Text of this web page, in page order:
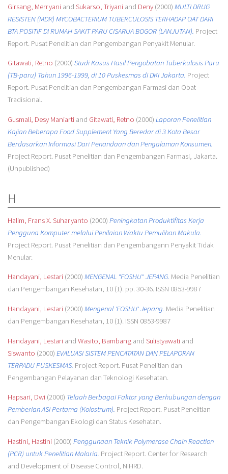
Girsang, Merryaniand Sukarso, Triyaniand Deny(2000) MULTI DRUG
RESISTEN (MDR) MYCOBACTERIUM TUBERCULOSIS TERHADAP OAT DARI
BTA POSITIF DI RUMAH SAKIT PARU CISARUA BOGOR (LANJUTAN). Project
Report. Pusat Penelitian dan Pengembangan Penyakit Menular.
Gitawati, Retno (2000) Studi Kasus Hasil Pengobatan Tuberkulosis Paru
(TB-paru) Tahun 1996-1999, di 10 Puskesmas di DKI Jakarta. Project
Report. Pusat Penelitian dan Pengembangan Farmasi dan Obat
Tradisional.
Gusmali, Desy Maniartiand Gitawati, Retno (2000) Laporan Penelitian
Kajian Beberapa Food Supplement Yang Beredar di 3 Kota Besar
Berdasarkan Informasi Dari Penandaan dan Pengalaman Konsumen.
Project Report. Pusat Penelitian dan Pengembangan Farmasi, Jakarta.
(Unpublished)
H
Halim, Frans X. Suharyanto (2000) Peningkatan Produktifitas Kerja
Pengguna Komputer melalui Penilaian Waktu Pemulihan Makula.
Project Report. Pusat Penelitian dan Pengembangann Penyakit Tidak
Menular.
Handayani, Lestari(2000) MENGENAL "FOSHU" JEPANG. Media Penelitian
dan Pengembangan Kesehatan, 10 (1). pp. 30-36. ISSN 0853-9987
Handayani, Lestari(2000) Mengenal 'FOSHU' Jepang. Media Penelitian
dan Pengembangan Kesehatan, 10 (1). ISSN 0853-9987
Handayani, Lestariand Wasito, Bambangand Sulistyawatiand
Siswanto (2000) EVALUASI SISTEM PENCATATAN DAN PELAPORAN
TERPADU PUSKESMAS. Project Report. Pusat Penelitian dan
Pengembangan Pelayanan dan Teknologi Kesehatan.
Hapsari, Dwi(2000) Telaah Berbagai Faktor yang Berhubungan dengan
Pemberian ASI Pertama (Kolostrum). Project Report. Pusat Penelitian
dan Pengembangan Ekologi dan Status Kesehatan.
Hastini, Hastini(2000) Penggunaan Teknik Polymerase Chain Reaction
(PCR) untuk Penelitian Malaria. Project Report. Center for Research
and Development of Disease Control, NIHRD.